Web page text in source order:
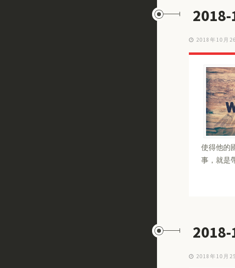
2018年10月
使得他的
事，就是
2018年10月